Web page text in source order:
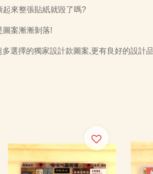
來整張貼紙就毀了嗎?
圖案漸漸剝落!
選擇的獨家設計款圖案,更有良好的設計